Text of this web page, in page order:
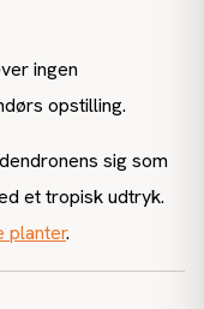
ingen
opstilling.
sig som
et tropisk udtryk.
planter.